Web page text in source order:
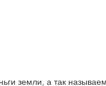
земли, а так